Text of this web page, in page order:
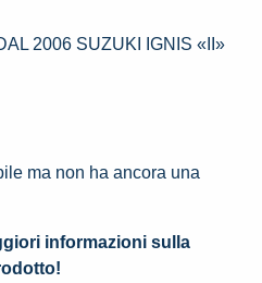
2006 SUZUKI IGNIS «II»
ma non ha ancora una
informazioni sulla